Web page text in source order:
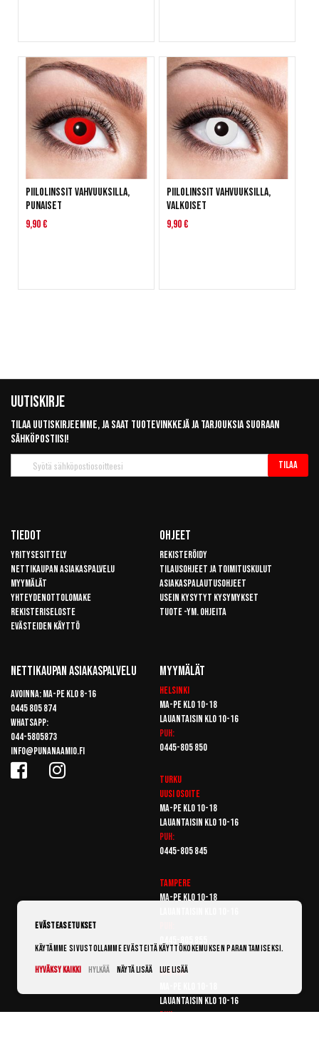
Piilolinssit vahvuuksilla,
Punaiset
9,90 €
Piilolinssit vahvuuksilla,
Valkoiset
9,90 €
Uutiskirje
Tilaa uutiskirjeemme, ja saat tuotevinkkejä ja tarjouksia suoraan
sähköpostiisi!
uutiskirje
Tilaa
Tiedot
Yritysesittely
Nettikaupan asiakaspalvelu
Myymälät
Yhteydenottolomake
Rekisteriseloste
Evästeiden käyttö
Ohjeet
Rekisteröidy
Tilausohjeet ja toimituskulut
Asiakaspalautusohjeet
Usein kysytyt kysymykset
Tuote -ym. ohjeita
Nettikaupan Asiakaspalvelu
Avoinna: Ma-pe klo 8-16
0445 805 874
Whatsapp:
044-5805873
info@punanaamio.fi
Myymälät
Helsinki
Ma-pe klo 10-18
Lauantaisin klo 10-16
Puh:
0445-805 850
Turku
Uusi osoite
Ma-pe klo 10-18
Lauantaisin klo 10-16
Puh:
0445-805 845
Tampere
Ma-pe klo 10-18
Vantaa
Lauantaisin klo 10-16
Puh:
Evästeasetukset
Käytämme sivustollamme evästeitä käyttökokemuksen parantamiseksi.
Hyväksy kaikki
Hylkää Näytä lisää Lue lisää